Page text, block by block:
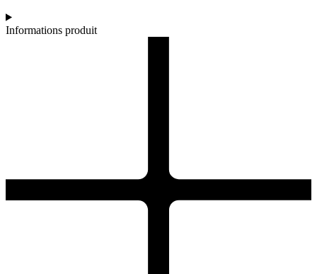
Informations produit